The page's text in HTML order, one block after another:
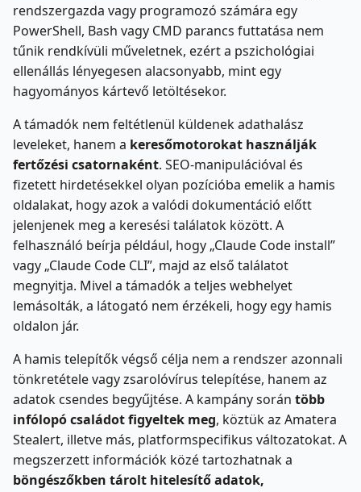
rendszergazda vagy programozó számára egy
PowerShell, Bash vagy CMD parancs futtatása nem
tűnik rendkívüli műveletnek, ezért a pszichológiai
ellenállás lényegesen alacsonyabb, mint egy
hagyományos kártevő letöltésekor.
A támadók nem feltétlenül küldenek adathalász
leveleket, hanem a keresőmotorokat használják
fertőzési csatornaként. SEO-manipulációval és
fizetett hirdetésekkel olyan pozícióba emelik a hamis
oldalakat, hogy azok a valódi dokumentáció előtt
jelenjenek meg a keresési találatok között. A
felhasználó beírja például, hogy „Claude Code install”
vagy „Claude Code CLI”, majd az első találatot
megnyitja. Mivel a támadók a teljes webhelyet
lemásolták, a látogató nem érzékeli, hogy egy hamis
oldalon jár.
A hamis telepítők végső célja nem a rendszer azonnali
tönkretétele vagy zsarolóvírus telepítése, hanem az
adatok csendes begyűjtése. A kampány során több
infólopó családot figyeltek meg, köztük az Amatera
Stealert, illetve más, platformspecifikus változatokat. A
megszerzett információk közé tartozhatnak a
böngészőkben tárolt hitelesítő adatok,